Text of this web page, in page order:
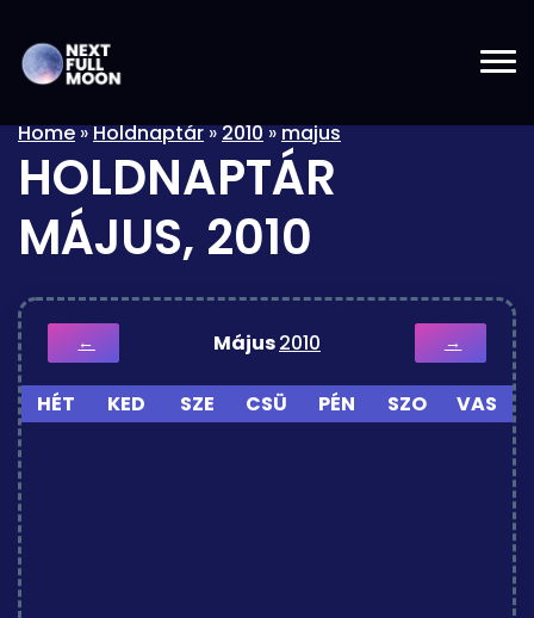
Home»Holdnaptár»2010»majus
HOLDNAPTÁR
MÁJUS, 2010
← Május2010 →
HÉT KED SZE CSÜ PÉN SZO VAS